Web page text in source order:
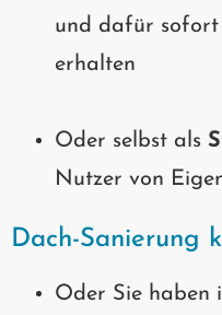
und dafür sofort
erhalten
Oder selbst als
Nutzer von
Dach-Sanierung
Oder Sie haben